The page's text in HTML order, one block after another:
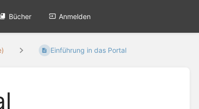
Bücher Anmelden
Einführung in das Portal